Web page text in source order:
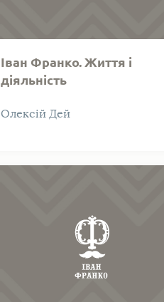
Іван Франко. Життя і
діяльність
Олексій Дей